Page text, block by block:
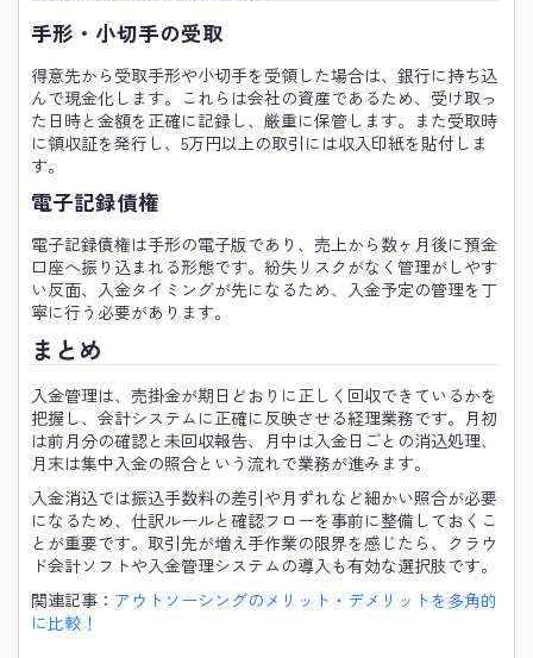
手形・小切手の受取
得意先から受取手形や小切手を受領した場合は、銀行に持ち込
んで現金化します。これらは会社の資産であるため、受け取っ
た日時と金額を正確に記録し、厳重に保管します。また受取時
に領収証を発行し、5万円以上の取引には収入印紙を貼付しま
す。
電子記録債権
電子記録債権は手形の電子版であり、売上から数ヶ月後に預金
口座へ振り込まれる形態です。紛失リスクがなく管理がしやす
い反面、入金タイミングが先になるため、入金予定の管理を丁
寧に行う必要があります。
まとめ
入金管理は、売掛金が期日どおりに正しく回収できているかを
把握し、会計システムに正確に反映させる経理業務です。月初
は前月分の確認と未回収報告、月中は入金日ごとの消込処理、
月末は集中入金の照合という流れで業務が進みます。
入金消込では振込手数料の差引や月ずれなど細かい照合が必要
になるため、仕訳ルールと確認フローを事前に整備しておくこ
とが重要です。取引先が増え手作業の限界を感じたら、クラウ
ド会計ソフトや入金管理システムの導入も有効な選択肢です。
関連記事： アウトソーシングのメリット・デメリットを多角的
に比較！